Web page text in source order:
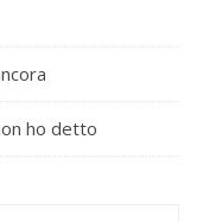
ho detto